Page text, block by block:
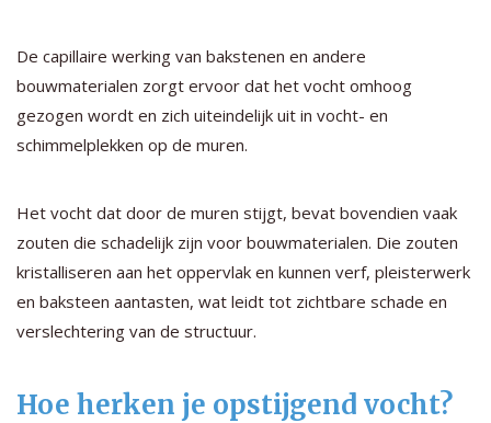
De capillaire werking van bakstenen en andere
bouwmaterialen zorgt ervoor dat het vocht omhoog
gezogen wordt en zich uiteindelijk uit in vocht- en
schimmelplekken op de muren.
Het vocht dat door de muren stijgt, bevat bovendien vaak
zouten die schadelijk zijn voor bouwmaterialen. Die zouten
kristalliseren aan het oppervlak en kunnen verf, pleisterwerk
en baksteen aantasten, wat leidt tot zichtbare schade en
verslechtering van de structuur.
Hoe herken je opstijgend vocht?